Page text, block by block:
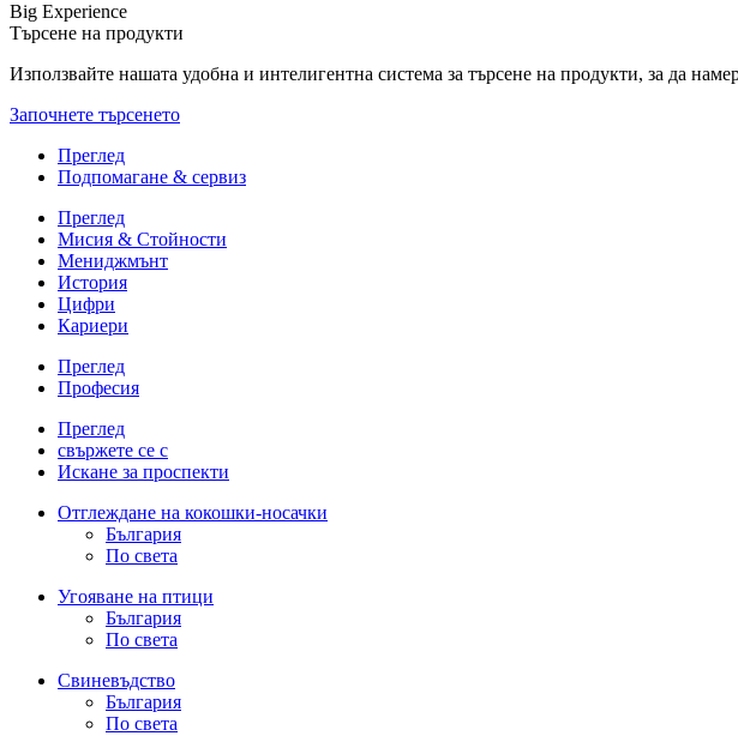
Big Experience
Търсене на продукти
Използвайте нашата удобна и интелигентна система за търсене на продукти, за да
Започнете търсенето
Преглед
Подпомагане & сервиз
Преглед
Мисия & Стойности
Мениджмънт
История
Цифри
Кариери
Преглед
Професия
Преглед
свържете се с
Искане за проспекти
Отглеждане на кокошки-носачки
България
По света
Угояване на птици
България
По света
Свиневъдство
България
По света